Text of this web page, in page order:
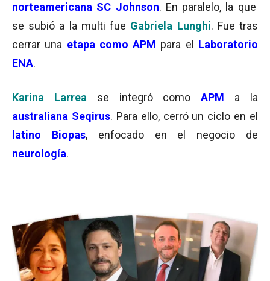
norteamericana SC Johnson. En paralelo, la que
se subió a la multi fue Gabriela Lunghi. Fue tras
cerrar una etapa como APM para el
Laboratorio
ENA.
Karina Larrea se integró comoAPM
a la
australiana Seqirus. Para ello, cerró un ciclo en el
latino Biopas, enfocado en el negocio de
neurología.